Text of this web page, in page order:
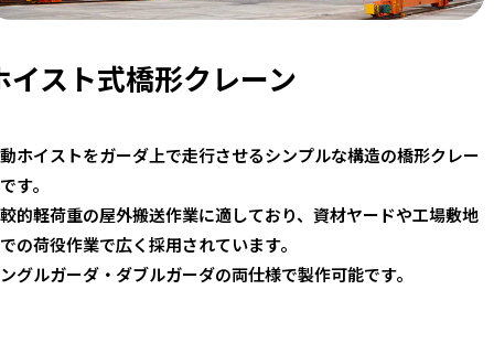
イスト式橋形クレーン
ホイストをガーダ上で走行させるシンプルな構造の橋形クレー
す。
的軽荷重の屋外搬送作業に適しており、資材ヤードや工場敷地
の荷役作業で広く採用されています。
グルガーダ・ダブルガーダの両仕様で製作可能です。